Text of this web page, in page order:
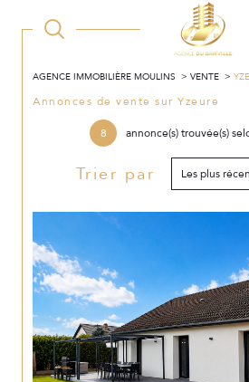
AGENCE IMMOBILIÈRE MOULINS VENTE
Annonces de vente sur Yzeure
8 annonce(s) trouvée(s)
Trier par Les plus